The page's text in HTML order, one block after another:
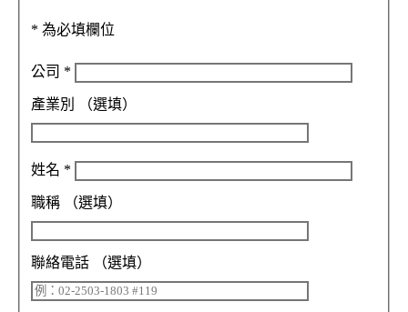
* 為必填欄位
公司 *
產業別 （選填）
姓名 *
職稱 （選填）
聯絡電話 （選填）